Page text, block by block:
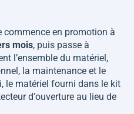
commence en promotion à
mois, puis passe à
l’ensemble du matériel,
la maintenance et le
le matériel fourni dans le kit
d'ouverture au lieu de